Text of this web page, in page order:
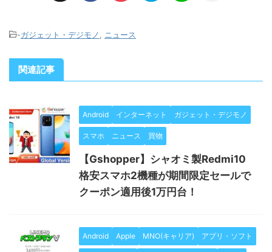
-ガジェット・デジモノ ニュース
関連記事
Android インターネット ガジェット・デジモノ
スマホ ニュース 買物
【Gshopper】シャオミ製Redmi10
格安スマホ2機種が期間限定セールで
クーポン適用後1万円台！
Android Apple MNO(キャリア) アプリ・ソフト